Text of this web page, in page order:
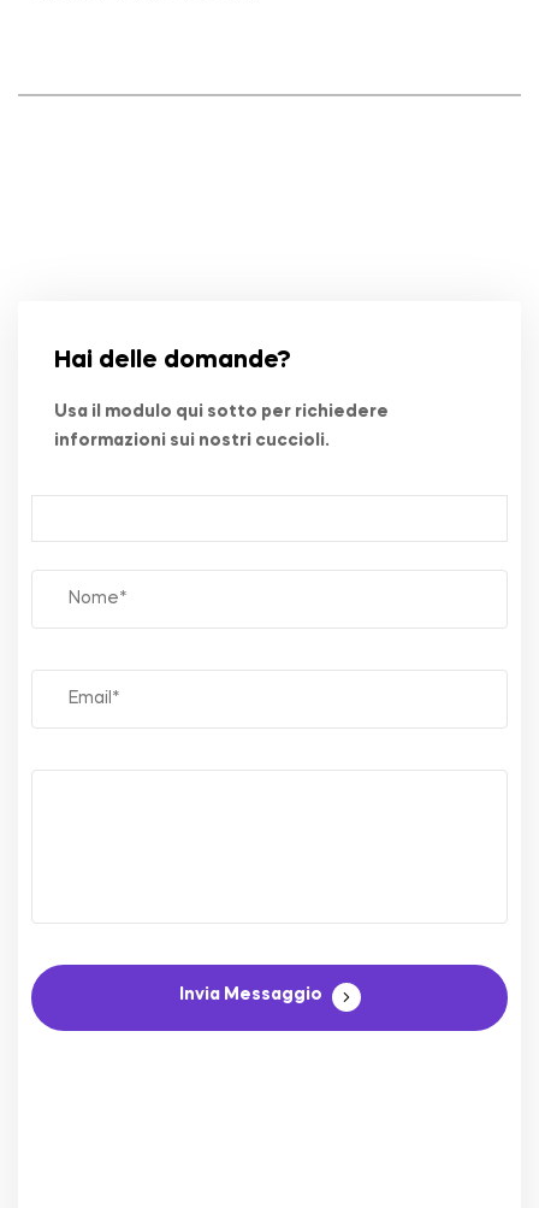
Hai delle domande?
Usa il modulo qui sotto per richiedere
informazioni sui nostri cuccioli.
Invia Messaggio